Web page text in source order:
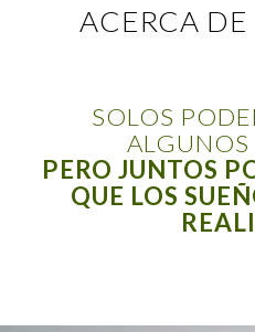
ACERCA DE
SOLOS
ALGUNOS
PERO JUNTOS
QUE LOS